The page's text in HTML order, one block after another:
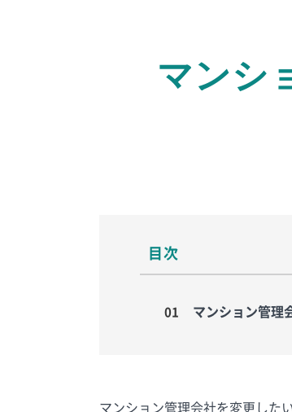
マンシ
目次
マンション管理
マンション管理会社を変更した